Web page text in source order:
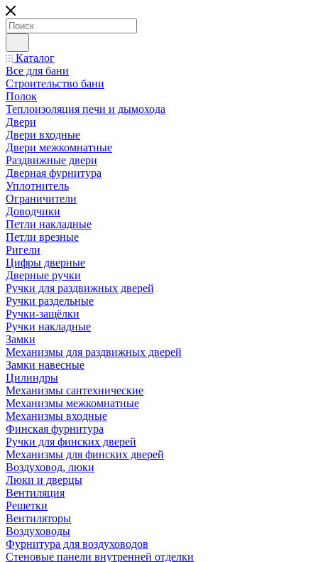
Каталог
Все для бани
Строительство бани
Полок
Теплоизоляция печи и дымохода
Двери
Двери входные
Двери межкомнатные
Раздвижные двери
Дверная фурнитура
Уплотнитель
Ограничители
Доводчики
Петли накладные
Петли врезные
Ригели
Цифры дверные
Дверные ручки
Ручки для раздвижных дверей
Ручки раздельные
Ручки-защёлки
Ручки накладные
Замки
Механизмы для раздвижных дверей
Замки навесные
Цилиндры
Механизмы сантехнические
Механизмы межкомнатные
Механизмы входные
Финская фурнитура
Ручки для финских дверей
Механизмы для финских дверей
Воздуховод, люки
Люки и дверцы
Вентиляция
Решетки
Вентиляторы
Воздуховоды
Фурнитура для воздуховодов
Стеновые панели внутренней отделки